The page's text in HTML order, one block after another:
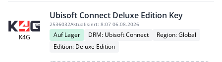
K4G
Ubisoft Connect Deluxe Edition Key
2536032Aktualisiert: 8:07 06.08.2026
Auf Lager DRM: Ubisoft Connect
Region: Global
Edition: Deluxe Edition